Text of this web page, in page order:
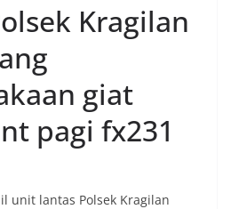
Kragilan
giat
pagi fx231
unit lantas Polsek Kragilan